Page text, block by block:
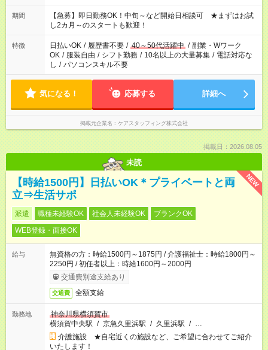
期間
【急募】即日勤務OK！中旬～など開始日相談可 ★まずはお試
し2カ月～のスタートも歓迎！
特徴 日払いOK / 履歴書不要 / 40～50代活躍中 / 副業・Wワーク
OK / 服装自由 / シフト勤務 / 10名以上の大量募集 / 電話対応な
し / パソコンスキル不要
気になる！ 応募する 詳細へ
掲載元企業名 ケアスタッフィング株式会社
掲載日：2026.08.05
未読
NEW
【時給1500円】日払いOK＊プライベートと両
立⇒生活サポ
派遣 職種未経験OK 社会人未経験OK
ブランクOK
WEB登録・面接OK
給与
無資格の方：時給1500円～1875円 / 介護福祉士：時給1800円～
2250円 / 初任者以上：時給1600円～2000円
交通費別途支給あり
交通費 全額支給
勤務地
神奈川県横須賀市
横須賀中央駅 / 京急久里浜駅 / 久里浜駅 / …
介護施設 ★自宅近くの施設など、ご希望に合わせてご紹介
いたします！